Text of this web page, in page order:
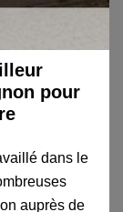
pour
dans le
auprès de